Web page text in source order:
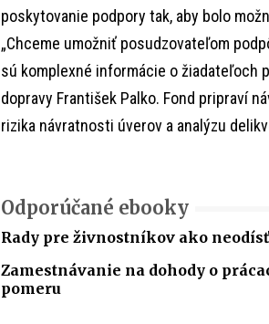
poskytovanie podpory tak, aby bolo
„Chceme umožniť posudzovateľom
sú komplexné informácie o žiadateľoch
dopravy František Palko. Fond pripraví
rizika návratnosti úverov a analýzu
Odporúčané ebooky
Rady pre živnostníkov ako
Zamestnávanie na dohody o
pomeru